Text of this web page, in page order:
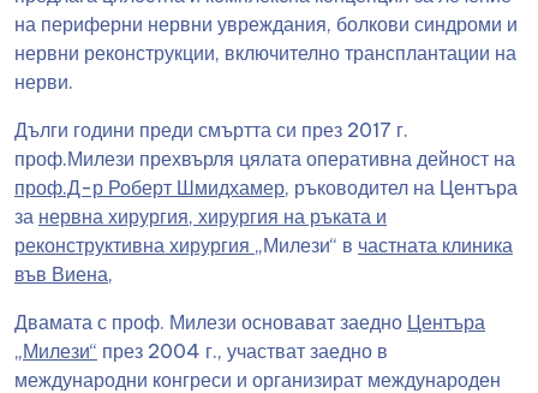
на периферни нервни увреждания, болкови синдроми и
нервни реконструкции, включително трансплантации на
нерви.
Дълги години преди смъртта си през 2017 г.
проф.Милези прехвърля цялата оперативна дейност на
проф.Д-р Роберт Шмидхамер, ръководител на Центъра
за нервна хирургия, хирургия на ръката и
реконструктивна хирургия „Милези“ в частната клиника
във Виена,
Двамата с проф. Милези основават заедно Центъра
„Милези“ през 2004 г., участват заедно в
международни конгреси и организират международен